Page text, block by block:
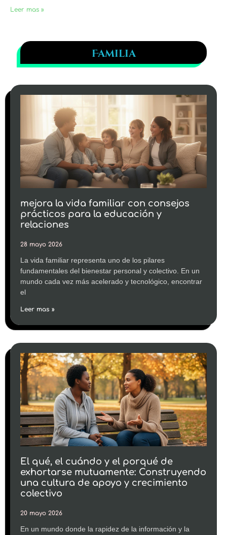
Leer mas »
Familia
mejora la vida familiar con consejos
prácticos para la educación y
relaciones
28 mayo 2026
La vida familiar representa uno de los pilares
fundamentales del bienestar personal y colectivo. En un
mundo cada vez más acelerado y tecnológico, encontrar
el
Leer mas »
El qué, el cuándo y el porqué de
exhortarse mutuamente: Construyendo
una cultura de apoyo y crecimiento
colectivo
20 mayo 2026
En un mundo donde la rapidez de la información y la